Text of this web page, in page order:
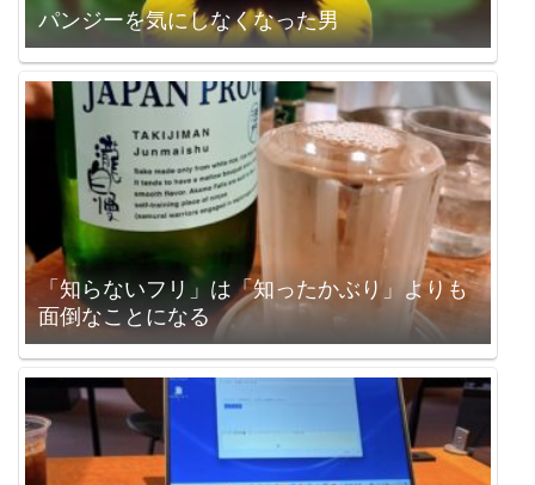
パンジーを気にしなくなった男
「知らないフリ」は「知ったかぶり」よりも
面倒なことになる